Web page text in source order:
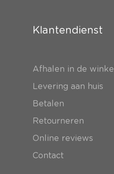
Klantendienst
Afhalen in de winkel
Levering aan huis
Betalen
Retourneren
Online reviews
Contact